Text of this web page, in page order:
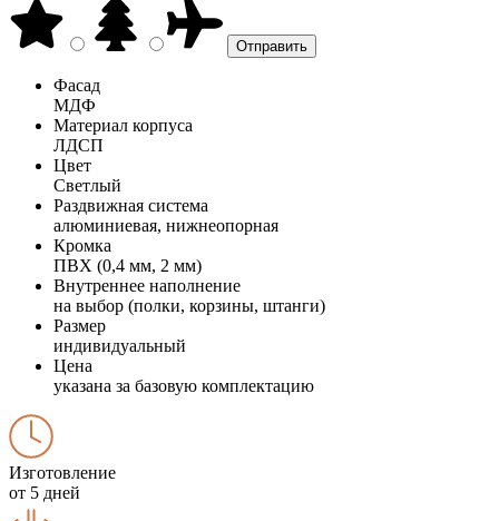
Фасад
МДФ
Материал корпуса
ЛДСП
Цвет
Светлый
Раздвижная система
алюминиевая, нижнеопорная
Кромка
ПВХ (0,4 мм, 2 мм)
Внутреннее наполнение
на выбор (полки, корзины, штанги)
Размер
индивидуальный
Цена
указана за базовую комплектацию
Изготовление
от 5 дней